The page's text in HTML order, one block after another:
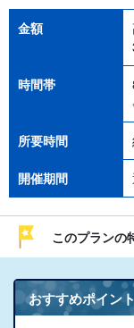
金額
時間帯
所要時間
開催期間
このプランの
おすすめポイント